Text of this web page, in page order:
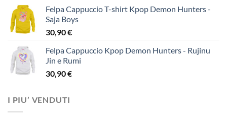
Felpa Cappuccio T-shirt Kpop Demon Hunters -
Saja Boys
30,90€
Felpa Cappuccio Kpop Demon Hunters - Rujinu
Jin e Rumi
30,90€
I PIU’ VENDUTI